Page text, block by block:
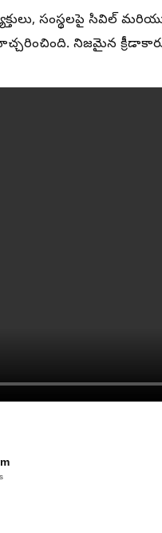
సంస్థలపై సివిల్
నిజమైన